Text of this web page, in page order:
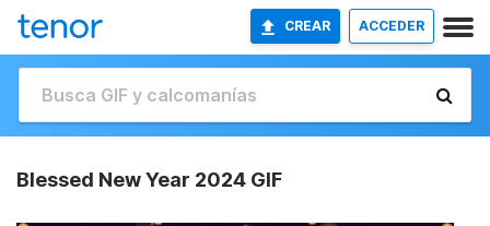
CREAR ACCEDER
Blessed New Year 2024 GIF